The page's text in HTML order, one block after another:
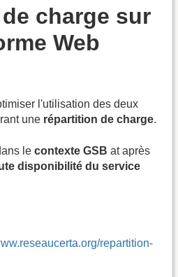
charge sur
Web
l'utilisation des deux
une répartition de charge.
le contexte GSB at après
disponibilité du service
repartition-